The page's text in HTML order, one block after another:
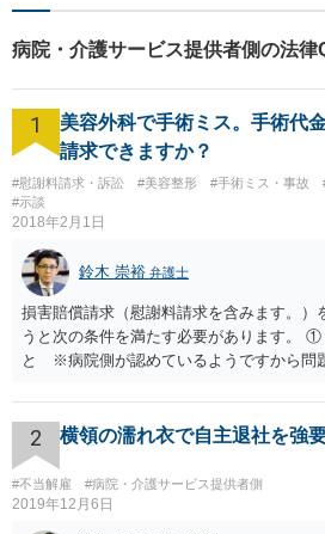
防止義務を負うので、弁護士に注意喚起し
高くても50万円を超えることはないといえ
病院・介護サービス提供者側の法
1
美容外科で手術ミス。手術代
請求できますか？
#慰謝料請求・訴訟 #美容整形 #手術ミス・事故
#示談
2018年2月1日
鈴木 崇裕 弁護士
損害賠償請求（慰謝料請求を含みます。）
うと次の条件を満たす必要があります。
と ※病院側が認めているようですから
術のミスの「せいで」マスクが外せなく
ければならなくなった「せいで」休業損
を外せなくなった「せいで」経済的に評
したこと 「せいで」と強調した点が，内藤
因果関係」です。 手術のミスと関係のな
ないということです。 手術のミスの結果
2 横領の濡れ衣で自主退社を強
#不当解雇 #病院・介護サービス提供者側
2019年12月6日